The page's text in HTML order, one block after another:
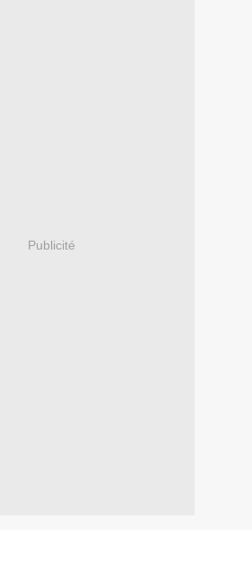
Publicité